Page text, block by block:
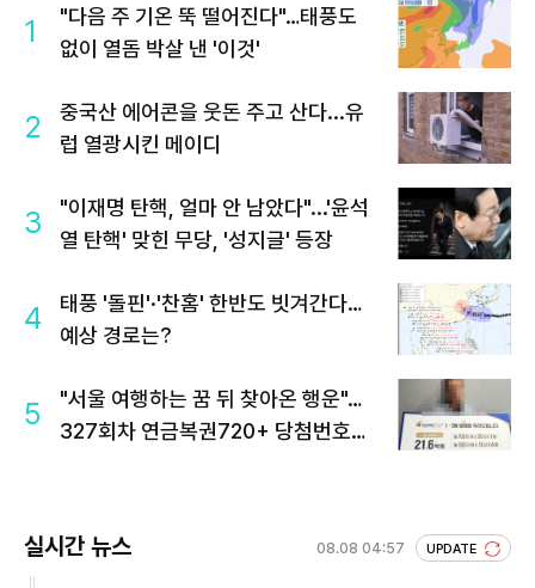
1
"다음 주 기온 뚝 떨어진다"…태풍도
없이 열돔 박살 낸 '이것'
2
중국산 에어콘을 웃돈 주고 산다...유
럽 열광시킨 메이디
3
"이재명 탄핵, 얼마 안 남았다"...'윤석
열 탄핵' 맞힌 무당, '성지글' 등장
4
태풍 '돌핀'·'찬홈' 한반도 빗겨간다…
예상 경로는?
5
"서울 여행하는 꿈 뒤 찾아온 행운"…
327회차 연금복권720+ 당첨번호조
실시간 뉴스 08.08 04:57 UPDATE